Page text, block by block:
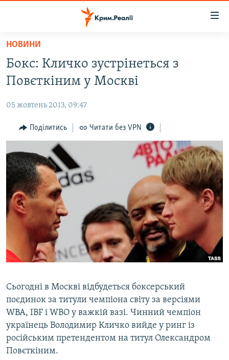
Перейти
основного
матеріалу
до
навігації
Перейти
до
пошуку
ПОЛІТИКА
БЛОГИ
ІНТЕРВ'Ю
ВСЕ ЗА ДЕНЬ
СПЕЦПРОЕКТИ
ДЕПОРТАЦІЯ
ВІДЕОУРОКИ «ELIFBE»
СВІДЧЕННЯ ОКУПАЦІЇ
ЯК ОБІЙТИ БЛОКУВАННЯ
Русский
Qırımtatar
ДОЛУЧАЙСЯ!
Усі сайти RFE/RL
НОВИНИ
Бокс: Кличко зустрінеться з
Повєткіним у Москві
05 жовтень 2013, 09:47
Поділитись Читати без VPN
Сьогодні в Москві відбудеться боксерський
поєдинок за титули чемпіона світу за версіями
WBA, IBF і WBO у важкій вазі. Чинний чемпіон
українець Володимир Кличко вийде у ринг із
російським претендентом на титул Олександром
Повєткіним.